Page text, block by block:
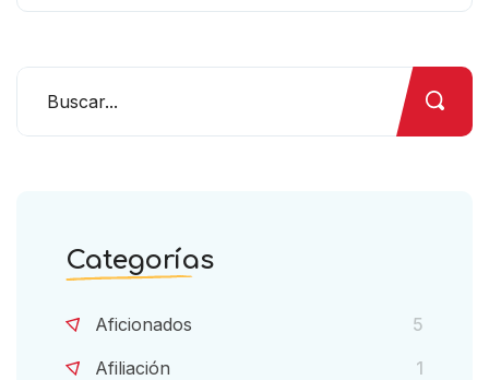
Categorías
Aficionados
5
Afiliación
1